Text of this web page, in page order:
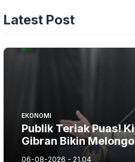
Latest Post
EKONOMI
Publik Teriak Puas!
Gibran Bikin
06-08-2026 - 21.04